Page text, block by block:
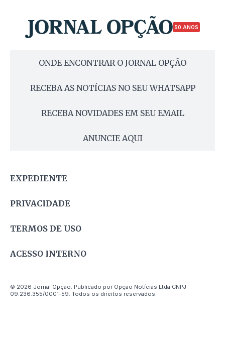
50 ANOS
ONDE ENCONTRAR O JORNAL OPÇÃO
RECEBA AS NOTÍCIAS NO SEU WHATSAPP
RECEBA NOVIDADES EM SEU EMAIL
ANUNCIE AQUI
EXPEDIENTE
PRIVACIDADE
TERMOS DE USO
ACESSO INTERNO
© 2026 Jornal Opção. Publicado por Opção Notícias Ltda CNPJ
09.236.355/0001-59. Todos os direitos reservados.